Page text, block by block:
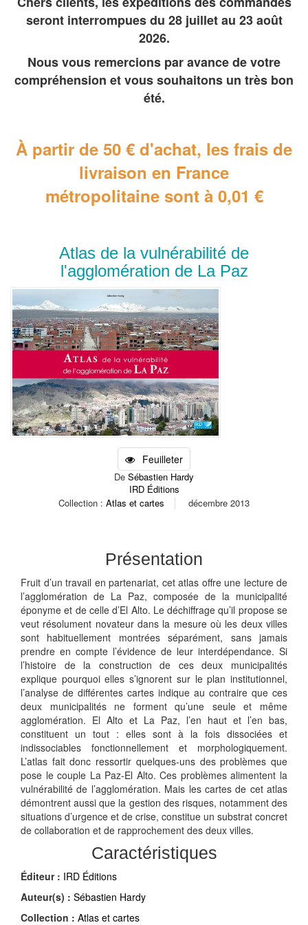
seront interrompues du 28 juillet au 23 août
2026.
Nous vous remercions par avance de votre
compréhension et vous souhaitons un très bon
été.
À partir de 50 € d'achat, les frais de
livraison en France
métropolitainesont à 0,01 €
Atlas de la vulnérabilité de
l'agglomération de La Paz
Feuilleter
De Sébastien Hardy
IRD Éditions
Collection : Atlas et cartes décembre 2013
Présentation
Fruit d’un travail en partenariat, cet atlas offre une lecture de
l’agglomération de La Paz, composée de la municipalité
éponyme et de celle d’El Alto. Le déchiffrage qu’il propose se
veut résolument novateur dans la mesure où les deux villes
sont habituellement montrées séparément, sans jamais
prendre en compte l’évidence de leur interdépendance. Si
l’histoire de la construction de ces deux municipalités
explique pourquoi elles s’ignorent sur le plan institutionnel,
l’analyse de différentes cartes indique au contraire que ces
deux municipalités ne forment qu’une seule et même
agglomération. El Alto et La Paz, l’en haut et l’en bas,
constituent un tout : elles sont à la fois dissociées et
indissociables fonctionnellement et morphologiquement.
L’atlas fait donc ressortir quelques-uns des problèmes que
pose le couple La Paz-El Alto. Ces problèmes alimentent la
vulnérabilité de l’agglomération. Mais les cartes de cet atlas
démontrent aussi que la gestion des risques, notamment des
situations d’urgence et de crise, constitue un substrat concret
de collaboration et de rapprochement des deux villes.
Caractéristiques
Éditeur : IRD Éditions
Auteur(s) : Sébastien Hardy
Collection : Atlas et cartes